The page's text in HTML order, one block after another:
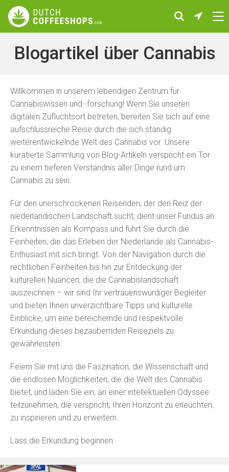
Blogartikel über Cannabis
Willkommen in unserem lebendigen Zentrum für
Cannabiswissen und -forschung! Wenn Sie unseren
digitalen Zufluchtsort betreten, bereiten Sie sich auf eine
aufschlussreiche Reise durch die sich ständig
weiterentwickelnde Welt des Cannabis vor. Unsere
kuratierte Sammlung von Blog-Artikeln verspricht ein Tor
zu einem tieferen Verständnis aller Dinge rund um
Cannabis zu sein.
Für den unerschrockenen Reisenden, der den Reiz der
niederländischen Landschaft sucht, dient unser Fundus an
Erkenntnissen als Kompass und führt Sie durch die
Feinheiten, die das Erleben der Niederlande als Cannabis-
Enthusiast mit sich bringt. Von der Navigation durch die
rechtlichen Feinheiten bis hin zur Entdeckung der
kulturellen Nuancen, die die Cannabislandschaft
auszeichnen – wir sind Ihr vertrauenswürdiger Begleiter
und bieten Ihnen unverzichtbare Tipps und kulturelle
Einblicke, um eine bereichernde und respektvolle
Erkundung dieses bezaubernden Reiseziels zu
gewährleisten.
Feiern Sie mit uns die Faszination, die Wissenschaft und
die endlosen Möglichkeiten, die die Welt des Cannabis
bietet, und laden Sie ein, an einer intellektuellen Odyssee
teilzunehmen, die verspricht, Ihren Horizont zu erleuchten,
zu inspirieren und zu erweitern.
Lass die Erkundung beginnen.